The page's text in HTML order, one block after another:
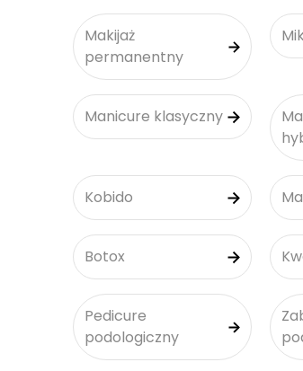
Makijaż
permanentny
Manicure klasyczny
Kobido
Botox
Pedicure
podologiczny